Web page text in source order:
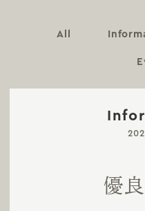
All
優